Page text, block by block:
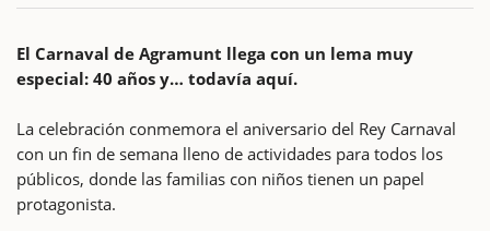
El Carnaval de Agramunt llega con un lema muy
especial: 40 años y… todavía aquí.
La celebración conmemora el aniversario del Rey Carnaval
con un fin de semana lleno de actividades para todos los
públicos, donde las familias con niños tienen un papel
protagonista.